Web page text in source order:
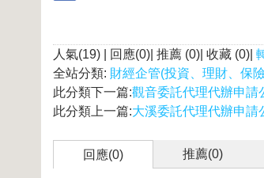
人氣(19) | 回應(0)| 推薦 (0)| 收藏 (0)|
全站分類: 財經企管(投資、理財、保
此分類下一篇:觀音委託代理代辦申請
此分類上一篇:大溪委託代理代辦申
回應(0) 推薦(0)